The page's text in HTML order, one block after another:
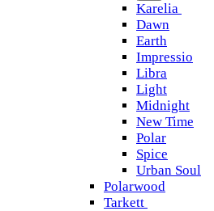
Karelia
Dawn
Earth
Impressio
Libra
Light
Midnight
New Time
Polar
Spice
Urban Soul
Polarwood
Tarkett